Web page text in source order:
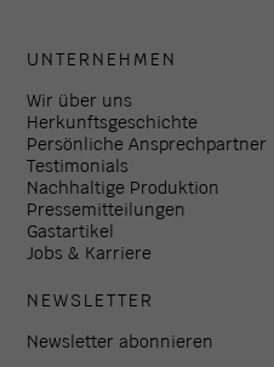
UNTERNEHMEN
Wir über uns
Herkunftsgeschichte
Persönliche Ansprechpartner
Testimonials
Nachhaltige Produktion
Pressemitteilungen
Gastartikel
Jobs & Karriere
NEWSLETTER
Newsletter abonnieren